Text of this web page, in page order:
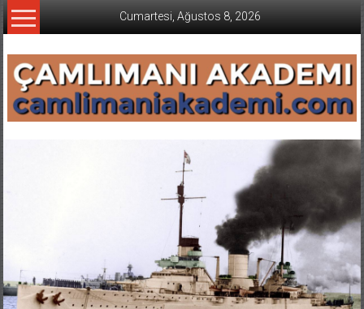
İçeriğe
geç
Cumartesi, Ağustos 8, 2026